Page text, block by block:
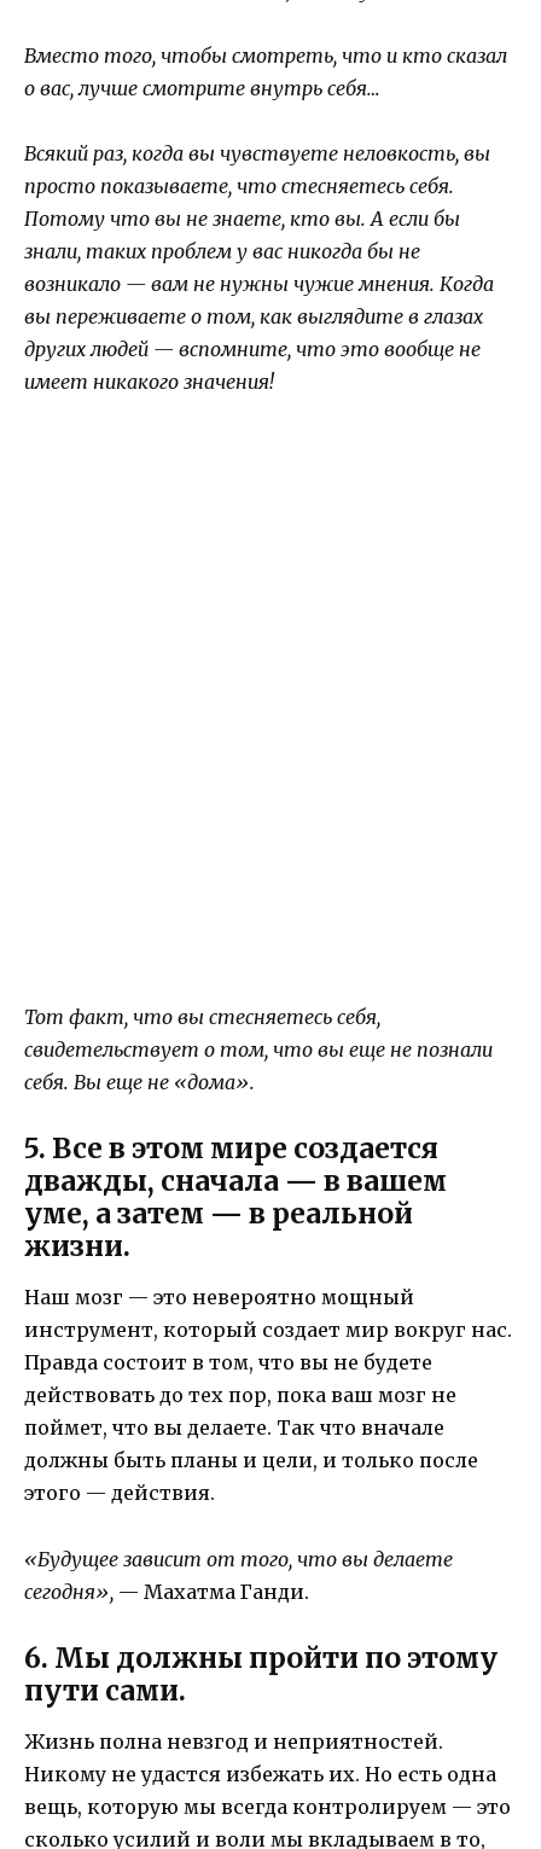
Вместо того, чтобы смотреть, что и кто сказал
о вас, лучше смотрите внутрь себя…
Всякий раз, когда вы чувствуете неловкость, вы
просто показываете, что стесняетесь себя.
Потому что вы не знаете, кто вы. А если бы
знали, таких проблем у вас никогда бы не
возникало — вам не нужны чужие мнения. Когда
вы переживаете о том, как выглядите в глазах
других людей — вспомните, что это вообще не
имеет никакого значения!
Тот факт, что вы стесняетесь себя,
свидетельствует о том, что вы еще не познали
себя. Вы еще не «дома».
5. Все в этом мире создается
дважды, сначала — в вашем
уме, а затем — в реальной
жизни.
Наш мозг — это невероятно мощный
инструмент, который создает мир вокруг нас.
Правда состоит в том, что вы не будете
действовать до тех пор, пока ваш мозг не
поймет, что вы делаете. Так что вначале
должны быть планы и цели, и только после
этого — действия.
«Будущее зависит от того, что вы делаете
сегодня», — Махатма Ганди.
6. Мы должны пройти по этому
пути сами.
Жизнь полна невзгод и неприятностей.
Никому не удастся избежать их. Но есть одна
вещь, которую мы всегда контролируем — это
сколько усилий и воли мы вкладываем в то,